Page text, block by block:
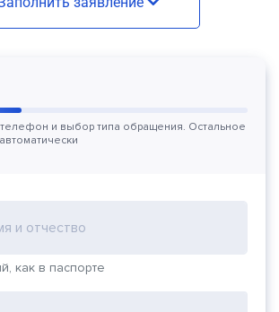
и выбор типа обращения. Остальное
и отчество
как в паспорте